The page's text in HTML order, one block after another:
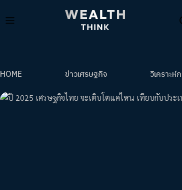
HOME ข่าวเศรษฐกิจ วิเคราะห์